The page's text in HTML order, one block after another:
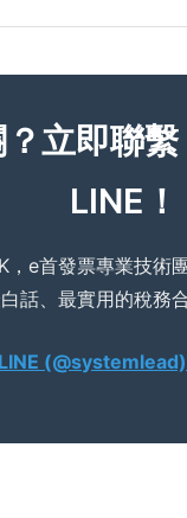
立即聯
LINE！
e首發票專業技術
話、最實用的稅務
(@systemlead)